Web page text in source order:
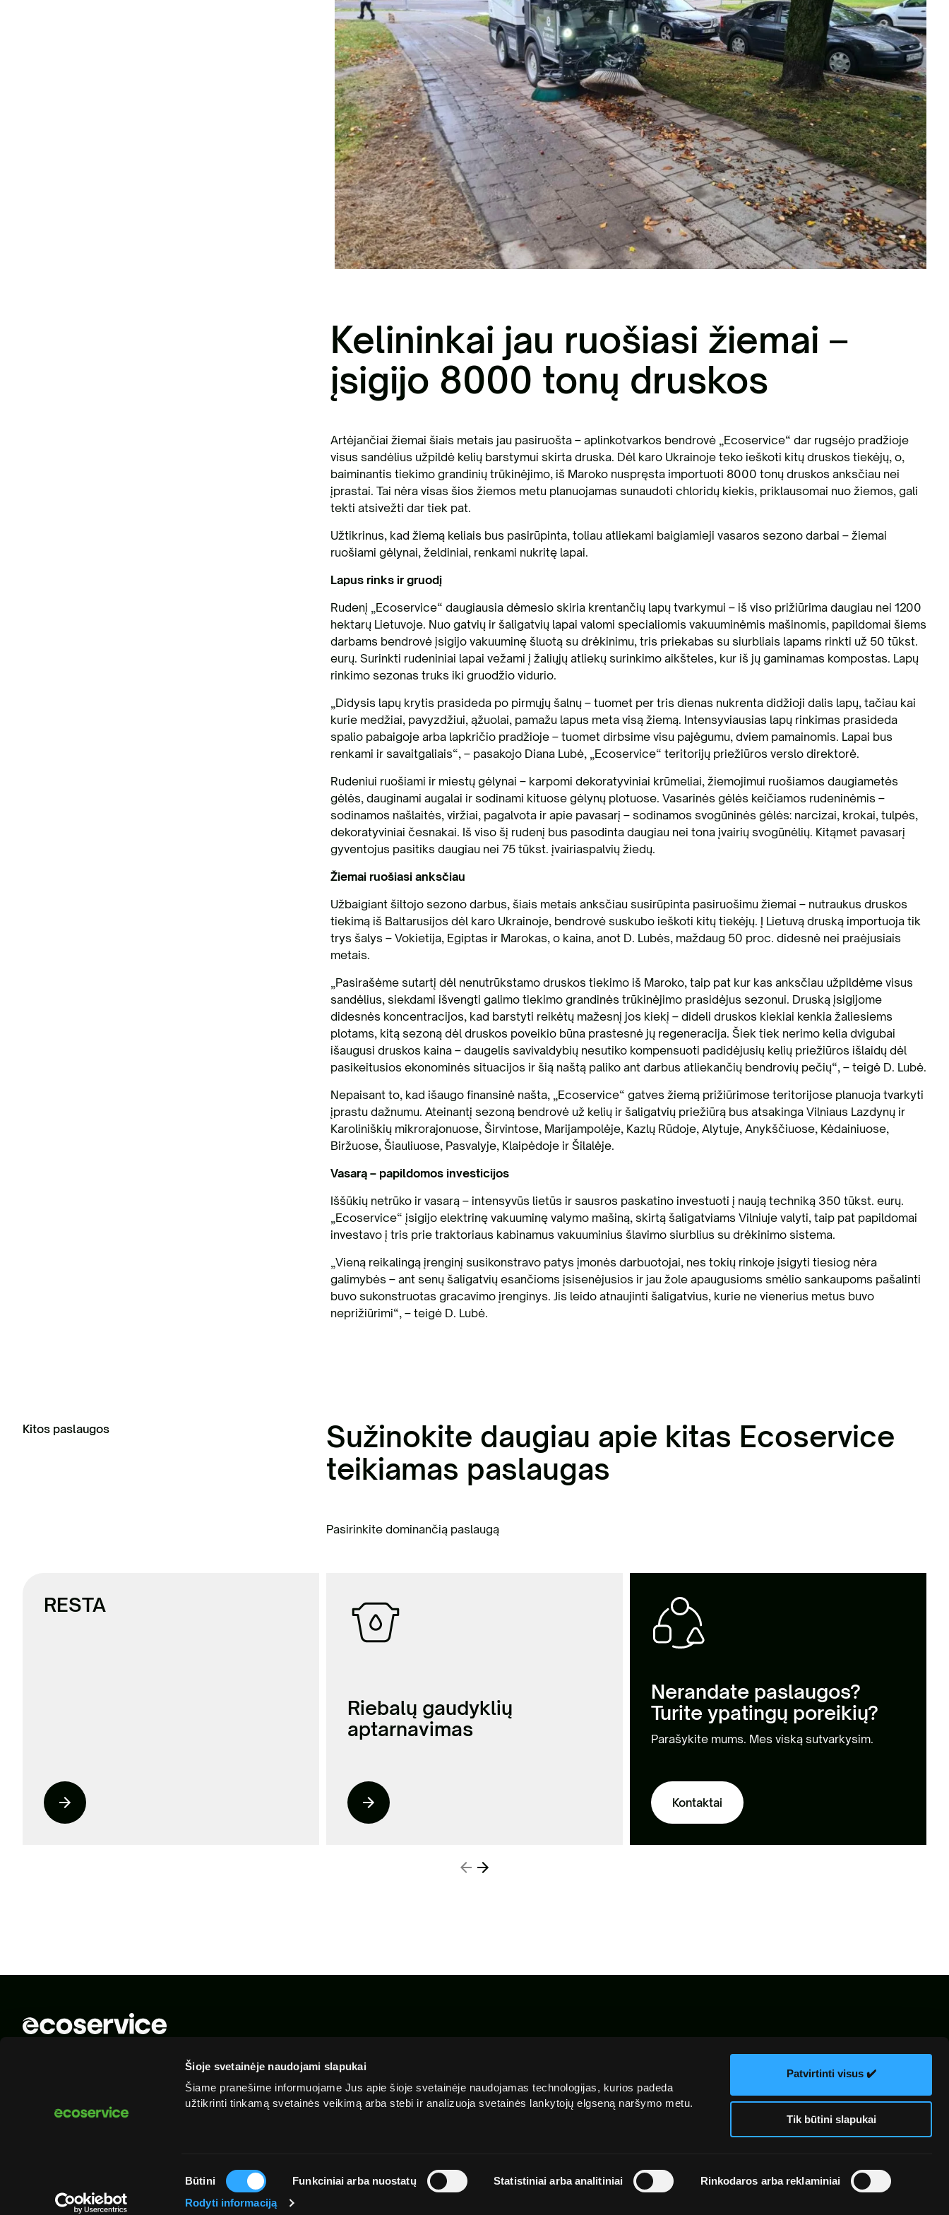
Šioje svetainėje naudojami slapukai
Šiame pranešime informuojame Jus apie šioje svetainėje naudojamas technologijas, kurios padeda
užtikrinti tinkamą svetainės veikimą arba stebi ir analizuoja svetainės lankytojų elgseną naršymo metu.
pasirinkimas
Būtini Funkciniai arba nuostatų Statistiniai arba analitiniai
Rinkodaros arba reklaminiai
Rodyti informaciją
Patvirtinti visus ✔️
Tik būtini slapukai
atliekų išvežimas Vilniaus mieste
Antrinių žaliavų tvarkymas
Kelininkai jau ruošiasi žiemai –
įsigijo 8000 tonų druskos
Artėjančiai žiemai šiais metais jau pasiruošta – aplinkotvarkos bendrovė „Ecoservice“ dar rugsėjo pradžioje
visus sandėlius užpildė kelių barstymui skirta druska. Dėl karo Ukrainoje teko ieškoti kitų druskos tiekėjų, o,
baiminantis tiekimo grandinių trūkinėjimo, iš Maroko nuspręsta importuoti 8000 tonų druskos anksčiau nei
įprastai. Tai nėra visas šios žiemos metu planuojamas sunaudoti chloridų kiekis, priklausomai nuo žiemos, gali
tekti atsivežti dar tiek pat.
Užtikrinus, kad žiemą keliais bus pasirūpinta, toliau atliekami baigiamieji vasaros sezono darbai – žiemai
ruošiami gėlynai, želdiniai, renkami nukritę lapai.
Lapus rinks ir gruodį
Rudenį „Ecoservice“ daugiausia dėmesio skiria krentančių lapų tvarkymui – iš viso prižiūrima daugiau nei 1200
hektarų Lietuvoje. Nuo gatvių ir šaligatvių lapai valomi specialiomis vakuuminėmis mašinomis, papildomai šiems
darbams bendrovė įsigijo vakuuminę šluotą su drėkinimu, tris priekabas su siurbliais lapams rinkti už 50 tūkst.
eurų. Surinkti rudeniniai lapai vežami į žaliųjų atliekų surinkimo aikšteles, kur iš jų gaminamas kompostas. Lapų
rinkimo sezonas truks iki gruodžio vidurio.
„Didysis lapų krytis prasideda po pirmųjų šalnų – tuomet per tris dienas nukrenta didžioji dalis lapų, tačiau kai
kurie medžiai, pavyzdžiui, ąžuolai, pamažu lapus meta visą žiemą. Intensyviausias lapų rinkimas prasideda
spalio pabaigoje arba lapkričio pradžioje – tuomet dirbsime visu pajėgumu, dviem pamainomis. Lapai bus
renkami ir savaitgaliais“, – pasakojo Diana Lubė, „Ecoservice“ teritorijų priežiūros verslo direktorė.
Rudeniui ruošiami ir miestų gėlynai – karpomi dekoratyviniai krūmeliai, žiemojimui ruošiamos daugiametės
gėlės, dauginami augalai ir sodinami kituose gėlynų plotuose. Vasarinės gėlės keičiamos rudeninėmis –
sodinamos našlaitės, viržiai, pagalvota ir apie pavasarį – sodinamos svogūninės gėlės: narcizai, krokai, tulpės,
dekoratyviniai česnakai. Iš viso šį rudenį bus pasodinta daugiau nei tona įvairių svogūnėlių. Kitąmet pavasarį
gyventojus pasitiks daugiau nei 75 tūkst. įvairiaspalvių žiedų.
Žiemai ruošiasi anksčiau
Užbaigiant šiltojo sezono darbus, šiais metais anksčiau susirūpinta pasiruošimu žiemai – nutraukus druskos
tiekimą iš Baltarusijos dėl karo Ukrainoje, bendrovė suskubo ieškoti kitų tiekėjų. Į Lietuvą druską importuoja tik
trys šalys – Vokietija, Egiptas ir Marokas, o kaina, anot D. Lubės, maždaug 50 proc. didesnė nei praėjusiais
metais.
„Pasirašėme sutartį dėl nenutrūkstamo druskos tiekimo iš Maroko, taip pat kur kas anksčiau užpildėme visus
sandėlius, siekdami išvengti galimo tiekimo grandinės trūkinėjimo prasidėjus sezonui. Druską įsigijome
didesnės koncentracijos, kad barstyti reikėtų mažesnį jos kiekį – dideli druskos kiekiai kenkia žaliesiems
plotams, kitą sezoną dėl druskos poveikio būna prastesnė jų regeneracija. Šiek tiek nerimo kelia dvigubai
išaugusi druskos kaina – daugelis savivaldybių nesutiko kompensuoti padidėjusių kelių priežiūros išlaidų dėl
pasikeitusios ekonominės situacijos ir šią naštą paliko ant darbus atliekančių bendrovių pečių“, – teigė D. Lubė.
Nepaisant to, kad išaugo finansinė našta, „Ecoservice“ gatves žiemą prižiūrimose teritorijose planuoja tvarkyti
įprastu dažnumu. Ateinantį sezoną bendrovė už kelių ir šaligatvių priežiūrą bus atsakinga Vilniaus Lazdynų ir
Karoliniškių mikrorajonuose, Širvintose, Marijampolėje, Kazlų Rūdoje, Alytuje, Anykščiuose, Kėdainiuose,
Biržuose, Šiauliuose, Pasvalyje, Klaipėdoje ir Šilalėje.
Vasarą – papildomos investicijos
Iššūkių netrūko ir vasarą – intensyvūs lietūs ir sausros paskatino investuoti į naują techniką 350 tūkst. eurų.
„Ecoservice“ įsigijo elektrinę vakuuminę valymo mašiną, skirtą šaligatviams Vilniuje valyti, taip pat papildomai
investavo į tris prie traktoriaus kabinamus vakuuminius šlavimo siurblius su drėkinimo sistema.
„Vieną reikalingą įrenginį susikonstravo patys įmonės darbuotojai, nes tokių rinkoje įsigyti tiesiog nėra
galimybės – ant senų šaligatvių esančioms įsisenėjusios ir jau žole apaugusioms smėlio sankaupoms pašalinti
buvo sukonstruotas gracavimo įrenginys. Jis leido atnaujinti šaligatvius, kurie ne vienerius metus buvo
neprižiūrimi“, – teigė D. Lubė.
Kitos paslaugos
Sužinokite daugiau apie kitas Ecoservice
teikiamas paslaugas
Pasirinkite dominančią paslaugą
RESTA
Riebalų gaudyklių
aptarnavimas
Nerandate paslaugos?
Turite ypatingų poreikių?
Parašykite mums. Mes viską sutvarkysim.
Kontaktai
© 2025 „Ecoservice“. Visos teisės saugomos
El. parduotuvės
Žiniasklaidai